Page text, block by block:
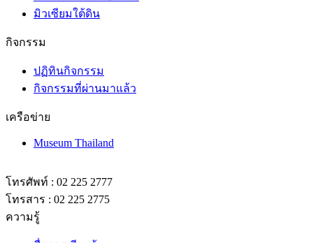
มิวเซียมใต้ดิน
กิจกรรม
ปฏิทินกิจกรรม
กิจกรรมที่ผ่านมาแล้ว
เครือข่าย
Museum Thailand
โทรศัพท์ : 02 225 2777
โทรสาร : 02 225 2775
ความรู้